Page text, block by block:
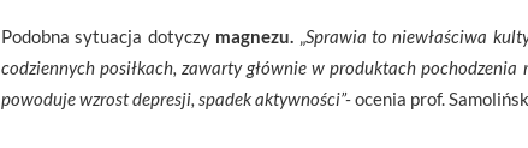
Podobna sytuacja dotyczy magnezu. „Sprawia to niewłaściwa
codziennych posiłkach, zawarty głównie w produktach
powoduje wzrost depresji, spadek aktywności”-ocenia prof.